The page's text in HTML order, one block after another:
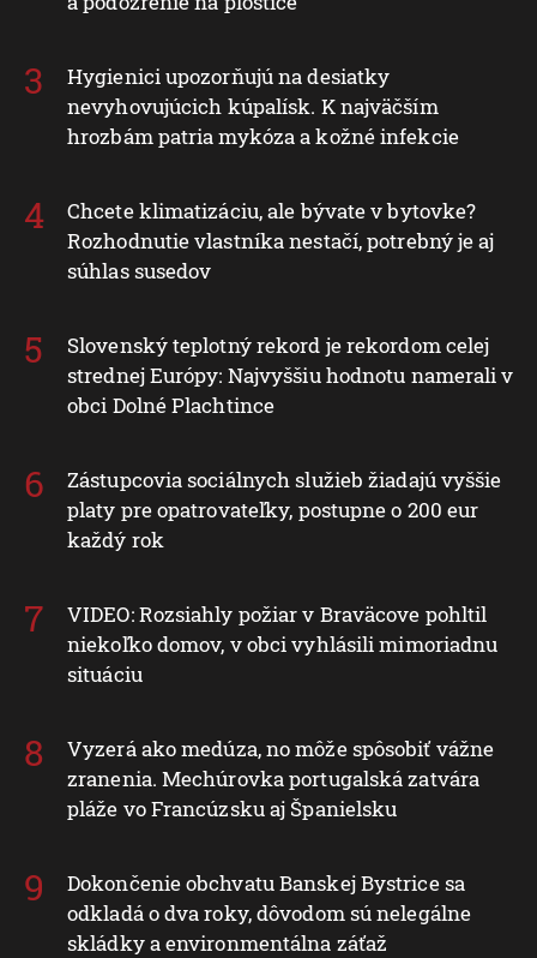
Hygienici upozorňujú na desiatky
nevyhovujúcich kúpalísk. K najväčším
hrozbám patria mykóza a kožné infekcie
Chcete klimatizáciu, ale bývate v bytovke?
Rozhodnutie vlastníka nestačí, potrebný je aj
súhlas susedov
Slovenský teplotný rekord je rekordom celej
strednej Európy: Najvyššiu hodnotu namerali v
obci Dolné Plachtince
Zástupcovia sociálnych služieb žiadajú vyššie
platy pre opatrovateľky, postupne o 200 eur
každý rok
VIDEO: Rozsiahly požiar v Braväcove pohltil
niekoľko domov, v obci vyhlásili mimoriadnu
situáciu
Vyzerá ako medúza, no môže spôsobiť vážne
zranenia. Mechúrovka portugalská zatvára
pláže vo Francúzsku aj Španielsku
Dokončenie obchvatu Banskej Bystrice sa
odkladá o dva roky, dôvodom sú nelegálne
skládky a environmentálna záťaž